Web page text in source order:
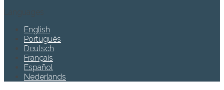
English
Português
Deutsch
Français
Español
Nederlands